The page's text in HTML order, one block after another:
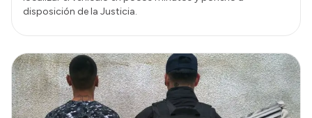
disposición de la Justicia.